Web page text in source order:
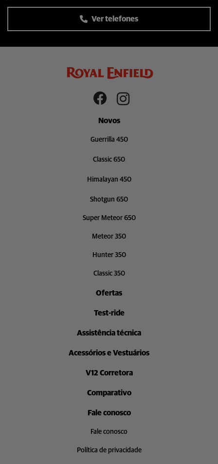
Ver telefones
Novos
Guerrilla 450
Classic 650
Himalayan 450
Shotgun 650
Super Meteor 650
Meteor 350
Hunter 350
Classic 350
Ofertas
Test-ride
Assistência técnica
Acessórios e Vestuários
V12 Corretora
Comparativo
Fale conosco
Fale conosco
Política de privacidade